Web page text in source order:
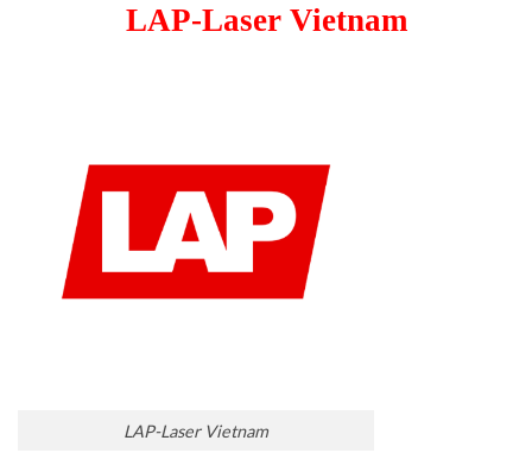
LAP-Laser Vietnam
LAP-Laser Vietnam